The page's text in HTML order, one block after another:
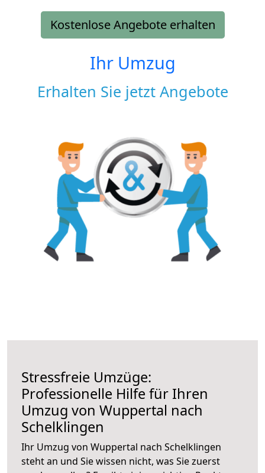
Kostenlose Angebote erhalten
Ihr Umzug
Erhalten Sie jetzt Angebote
Stressfreie Umzüge:
Professionelle Hilfe für Ihren
Umzug von Wuppertal nach
Schelklingen
Ihr Umzug von Wuppertal nach Schelklingen
steht an und Sie wissen nicht, was Sie zuerst